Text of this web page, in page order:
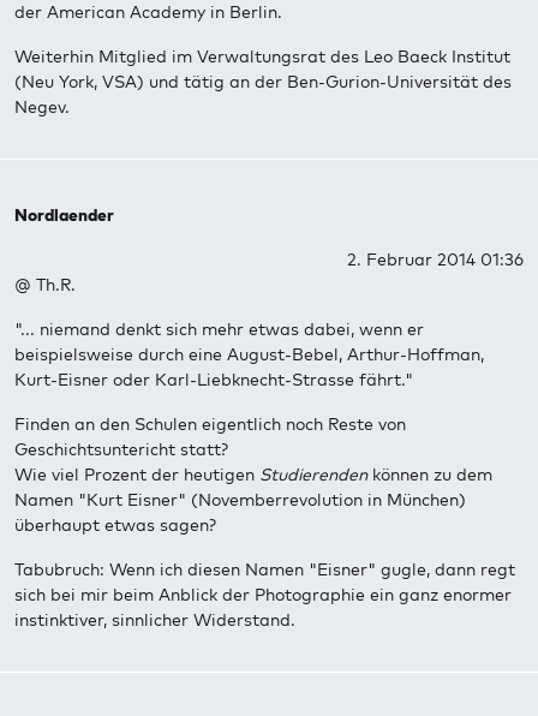
der American Academy in Berlin.
Weiterhin Mitglied im Verwaltungsrat des Leo Baeck Institut
(Neu York, VSA) und tätig an der Ben-Gurion-Universität des
Negev.
Nordlaender
2. Februar 2014 01:36
@ Th.R.
"... niemand denkt sich mehr etwas dabei, wenn er
beispielsweise durch eine August-Bebel, Arthur-Hoffman,
Kurt-Eisner oder Karl-Liebknecht-Strasse fährt."
Finden an den Schulen eigentlich noch Reste von
Geschichtsuntericht statt?
Wie viel Prozent der heutigen Studierendenkönnen zu dem
Namen "Kurt Eisner" (Novemberrevolution in München)
überhaupt etwas sagen?
Tabubruch: Wenn ich diesen Namen "Eisner" gugle, dann regt
sich bei mir beim Anblick der Photographie ein ganz enormer
instinktiver, sinnlicher Widerstand.